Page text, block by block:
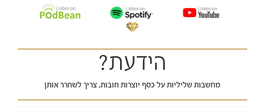
הידעת?
מחשבות שליליות על כסף יוצרות חובות, צריך לשחרר אותן